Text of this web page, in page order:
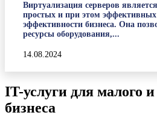
Виртуализация серверов
простых и при этом
эффективности бизнеса. Она
ресурсы оборудования,...
14.08.2024
IT-услуги для малого и
бизнеса